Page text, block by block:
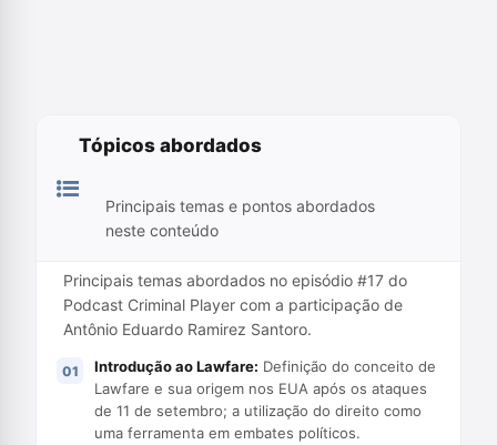
Tópicos abordados
Principais temas e pontos abordados
neste conteúdo
Principais temas abordados no episódio #17 do
Podcast Criminal Player com a participação de
Antônio Eduardo Ramirez Santoro.
Introdução ao Lawfare: Definição do conceito de
Lawfare e sua origem nos EUA após os ataques
de 11 de setembro; a utilização do direito como
uma ferramenta em embates políticos.